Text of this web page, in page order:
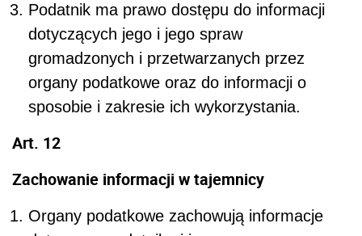
Podatnik ma prawo dostępu do informacji
dotyczących jego i jego spraw
gromadzonych i przetwarzanych przez
organy podatkowe oraz do informacji o
sposobie i zakresie ich wykorzystania.
Art. 12
Zachowanie informacji w tajemnicy
Organy podatkowe zachowują informacje